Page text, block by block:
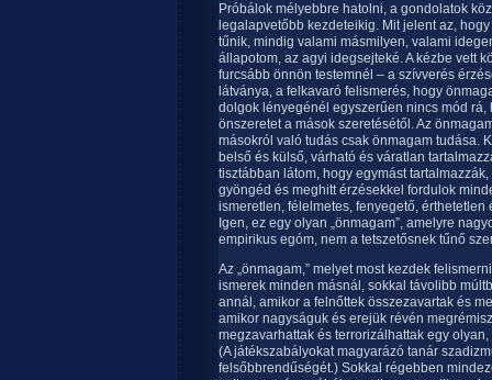
Próbálok mélyebbre hatolni, a gondolatok
legalapvetőbb kezdeteikig. Mit jelent az,
tűnik, mindig valami másmilyen, valami
állapotom, az agyi idegsejteké. A kézbe vett
furcsább önnön testemnél – a szívverés
látványa, a felkavaró felismerés, hogy
dolgok lényegénél egyszerűen nincs mód
önszeretet a mások szeretésétől. Az
másokról való tudás csak önmagam tudása.
belső és külső, várható és váratlan
tisztábban látom, hogy egymást
gyöngéd és meghitt érzésekkel fordulok
ismeretlen, félelmetes, fenyegető,
Igen, ez egy olyan „önmagam”, amelyre
empirikus egóm, nem a tetszetősnek tűnő
Az „önmagam,” melyet most kezdek
ismerek minden másnál, sokkal távolibb
annál, amikor a felnőttek összezavartak és
amikor nagyságuk és erejük révén
megzavarhattak és terrorizálhattak egy
(A játékszabályokat magyarázó tanár
felsőbbrendűségét.) Sokkal régebben